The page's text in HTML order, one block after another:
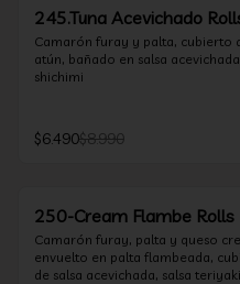
245.Tuna Acevichado
Camarón furay y palta, cubierto
atún, bañado en salsa
shichimi
$6.490$8.990
250-Cream Flambe Rolls
Camarón furay, palta y queso
envuelto en palta flambeada,
de salsa acevichada, salsa